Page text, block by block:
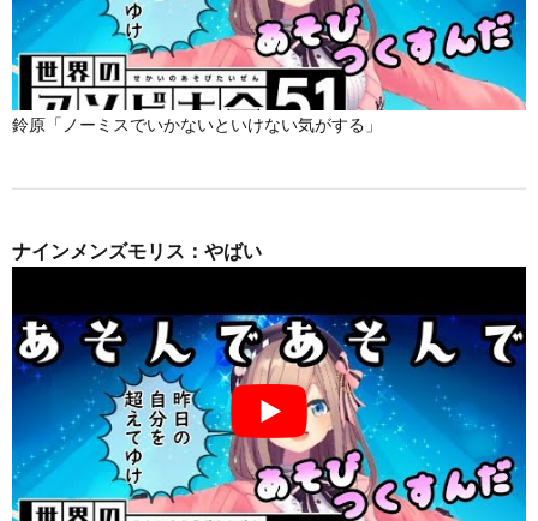
鈴原「ノーミスでいかないといけない気がする」
ナインメンズモリス：やばい